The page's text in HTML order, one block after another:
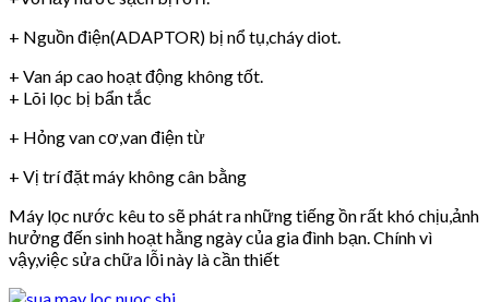
+ Nguồn điện(ADAPTOR) bị nổ tụ,cháy diot.
+ Van áp cao hoạt động không tốt.
+ Lõi lọc bị bẩn tắc
+ Hỏng van cơ,van điện từ
+ Vị trí đặt máy không cân bằng
Máy lọc nước kêu to sẽ phát ra những tiếng ồn rất khó chịu,ảnh
hưởng đến sinh hoạt hằng ngày của gia đình bạn. Chính vì
vậy,việc sửa chữa lỗi này là cần thiết